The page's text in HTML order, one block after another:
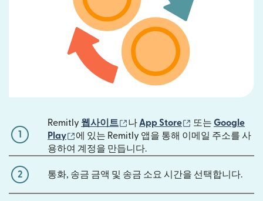
1
Remitly 웹사이트 (새 창에서 열림)
나 App Store (새 창에서 열림)
또는 Google
Play
(새 창에서 열림)
에 있는 Remitly 앱을 통해 이메일 주소를 사
용하여 계정을 만듭니다.
2 통화, 송금 금액 및 송금 소요 시간을 선택합니다.